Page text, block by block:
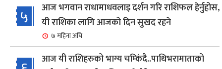
५
आज भगवान राधामाधवलाइ दर्शन गरि राशिफल हेर्नुहोस,
यी राशिका लागि आजको दिन सुखद रहने
७ महिना अघि
आज यी राशिहरुको भाग्य चम्किंदै..पाथिभरामाताको